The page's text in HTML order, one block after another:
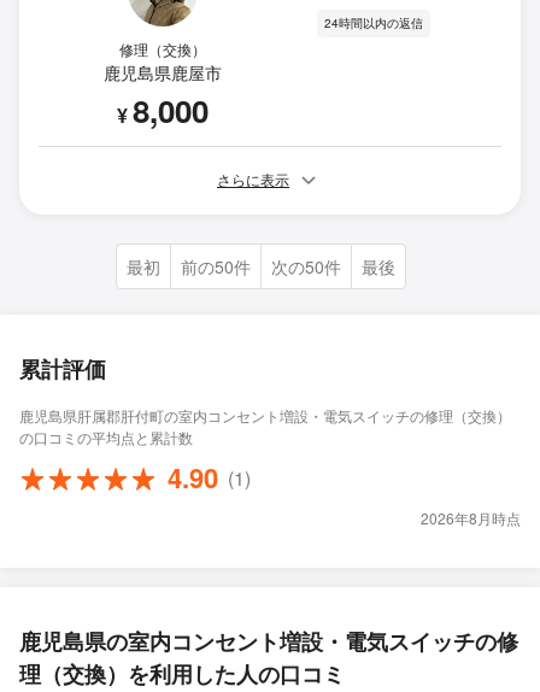
修理（交換）
鹿児島県鹿屋市
¥8,000
24時間以内の返信
さらに表示
最初 前の50件 次の50件 最後
累計評価
鹿児島県肝属郡肝付町の室内コンセント増設・電気スイッチの修理（交換）
の口コミの平均点と累計数
4.90 (1)
2026年8月時点
鹿児島県の室内コンセント増設・電気スイッチの修
理（交換）を利用した人の口コミ